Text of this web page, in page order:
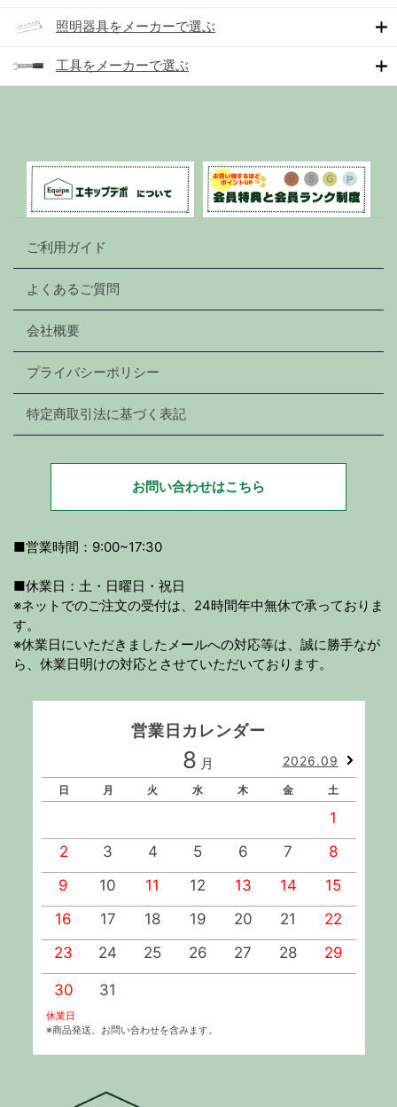
照明器具をメーカーで選ぶ
工具をメーカーで選ぶ
ご利用ガイド
よくあるご質問
会社概要
プライバシーポリシー
特定商取引法に基づく表記
お問い合わせはこちら
■営業時間：9:00~17:30
■休業日：土・日曜日・祝日
※ネットでのご注文の受付は、24時間年中無休で承っておりま
す。
※休業日にいただきましたメールへの対応等は、誠に勝手なが
ら、休業日明けの対応とさせていただいております。
営業日カレンダー
8 月 2026.09
日 月 火 水 木 金 土
1
2
3 4 5 6 7
8
9
10 11 12 13 14
15
16
17 18 19 20 21
22
23
24 25 26 27 28 29
30 31
休業日
※商品発送、お問い合わせを含みます。